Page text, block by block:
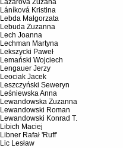
Láníková Kristina
Lebda Małgorzata
Lebuda Zuzanna
Lech Joanna
Lechman Martyna
Lekszycki Paweł
Lemański Wojciech
Lengauer Jerzy
Leociak Jacek
Leszczyński Seweryn
Leśniewska Anna
Lewandowska Zuzanna
Lewandowski Roman
Lewandowski Konrad T.
Libich Maciej
Libner Rafał 'Ruff'
Lic Lesław